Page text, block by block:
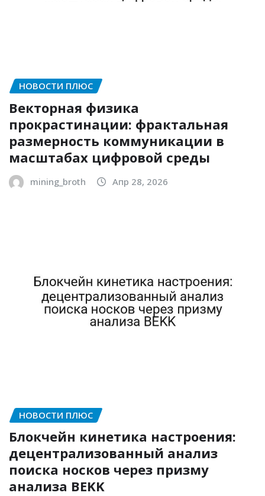
НОВОСТИ ПЛЮС
Векторная физика
прокрастинации: фрактальная
размерность коммуникации в
масштабах цифровой среды
mining_broth Апр 28, 2026
НОВОСТИ ПЛЮС
Блокчейн кинетика настроения:
децентрализованный анализ
поиска носков через призму
анализа BEKK